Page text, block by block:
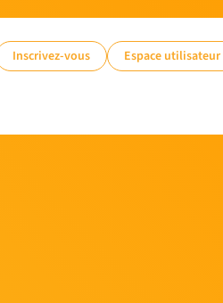
Inscrivez-vous Espace utilisateur